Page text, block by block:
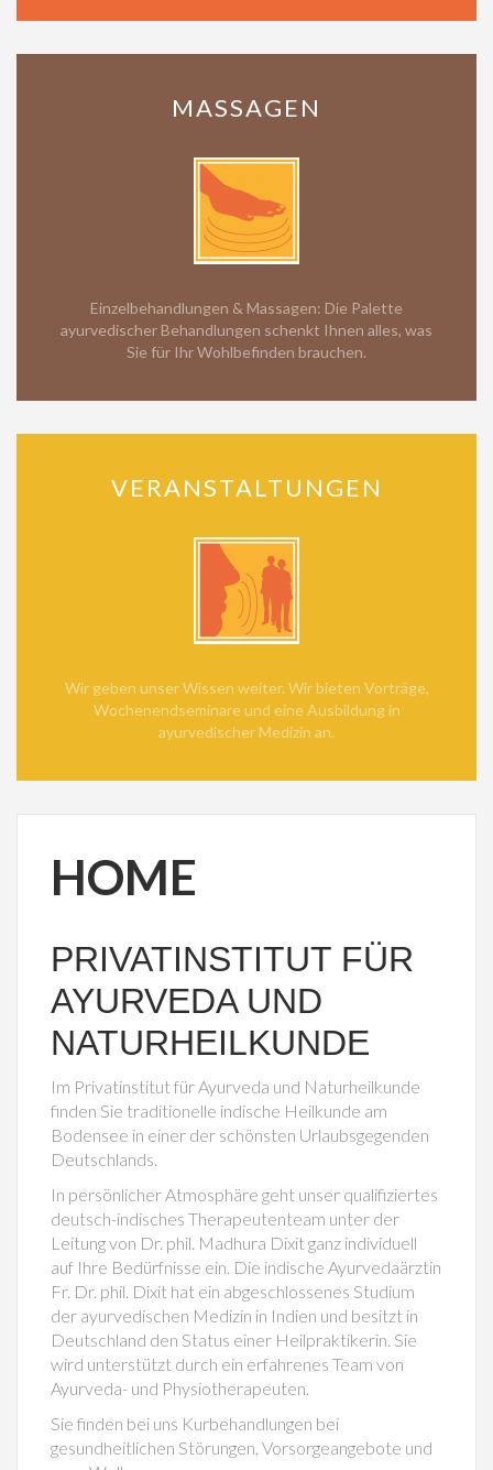
MASSAGEN
Einzelbehandlungen & Massagen: Die Palette
ayurvedischer Behandlungen schenkt Ihnen alles, was
Sie für Ihr Wohlbefinden brauchen.
VERANSTALTUNGEN
Wir geben unser Wissen weiter. Wir bieten Vorträge,
Wochenendseminare und eine Ausbildung in
ayurvedischer Medizin an.
HOME
PRIVATINSTITUT FÜR
AYURVEDA UND
NATURHEILKUNDE
Im Privatinstitut für Ayurveda und Naturheilkunde
finden Sie traditionelle indische Heilkunde am
Bodensee in einer der schönsten Urlaubsgegenden
Deutschlands.
In persönlicher Atmosphäre geht unser qualifiziertes
deutsch-indisches Therapeutenteam unter der
Leitung von Dr. phil. Madhura Dixit ganz individuell
auf Ihre Bedürfnisse ein. Die indische Ayurvedaärztin
Fr. Dr. phil. Dixit hat ein abgeschlossenes Studium
der ayurvedischen Medizin in Indien und besitzt in
Deutschland den Status einer Heilpraktikerin. Sie
wird unterstützt durch ein erfahrenes Team von
Ayurveda- und Physiotherapeuten.
Sie finden bei uns Kurbehandlungen bei
gesundheitlichen Störungen, Vorsorgeangebote und